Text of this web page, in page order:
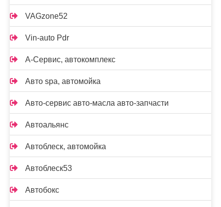
VAGzone52
Vin-auto Pdr
А-Сервис, автокомплекс
Авто spa, автомойка
Авто-сервис авто-масла авто-запчасти
Автоальянс
Автоблеск, автомойка
Автоблеск53
Автобокс